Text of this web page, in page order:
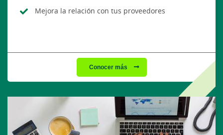
Mejora la relación con tus proveedores
Conocer más